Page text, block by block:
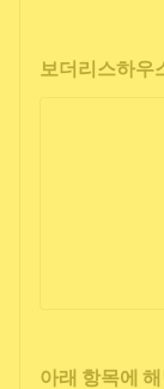
보더리스하우
아래 항목에